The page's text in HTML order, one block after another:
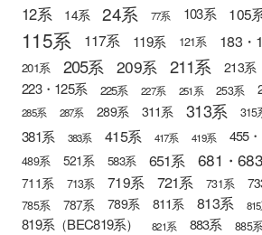
12系 14系 24系 77系 103系 105
115系 117系 119系 121系 183・
201系 205系 209系 211系 213系
223・125系 225系 227系 251系 253系
285系
287系 289系 311系 313系 315
381系 383系 415系 417系 419系 455
489系 521系 583系 651系 681・
711系 713系 719系 721系 731系
785系 787系 789系 811系 813系
819系（BEC819系） 821系 883系 885